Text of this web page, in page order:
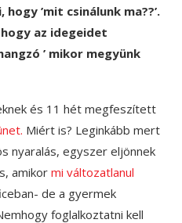
’mit csinálunk ma??’.
az idegeidet
’ mikor megyünk
és 11 hét megfeszített
Miért is? Leginkább mert
nyaralás, egyszer eljönnek
amikor mi változatlanul
de a gyermek
foglalkoztatni kell